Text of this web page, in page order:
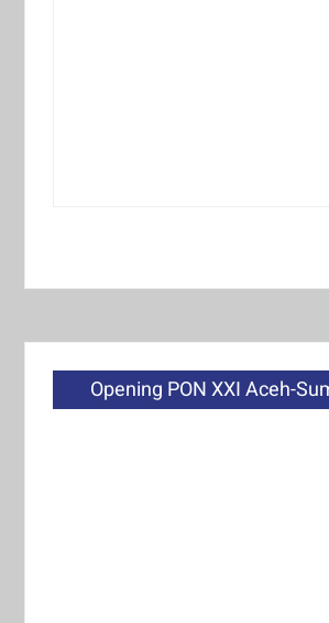
Opening PON XXI Aceh-